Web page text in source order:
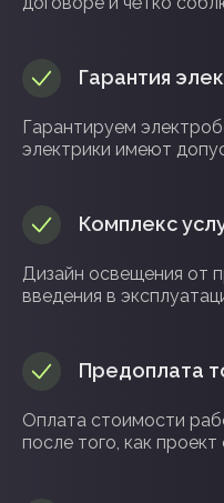
Гарантия
Гарантируем
электрики имеют
Комплекс
Дизайн освещения от
введения в
Предоплата
Оплата стоимости
после того, как проект